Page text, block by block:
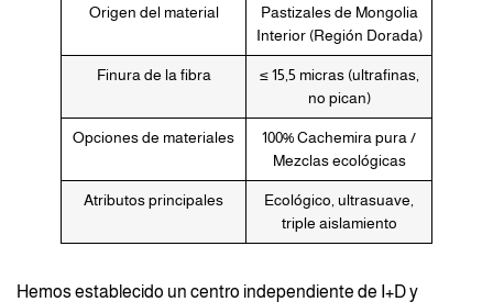
Origen del material
Pastizales de Mongolia
Interior (Región Dorada)
Finura de la fibra
≤ 15,5 micras (ultrafinas,
no pican)
Opciones de materiales
100% Cachemira pura /
Mezclas ecológicas
Atributos principales
Ecológico, ultrasuave,
triple aislamiento
Hemos establecido un centro independiente de I+D y